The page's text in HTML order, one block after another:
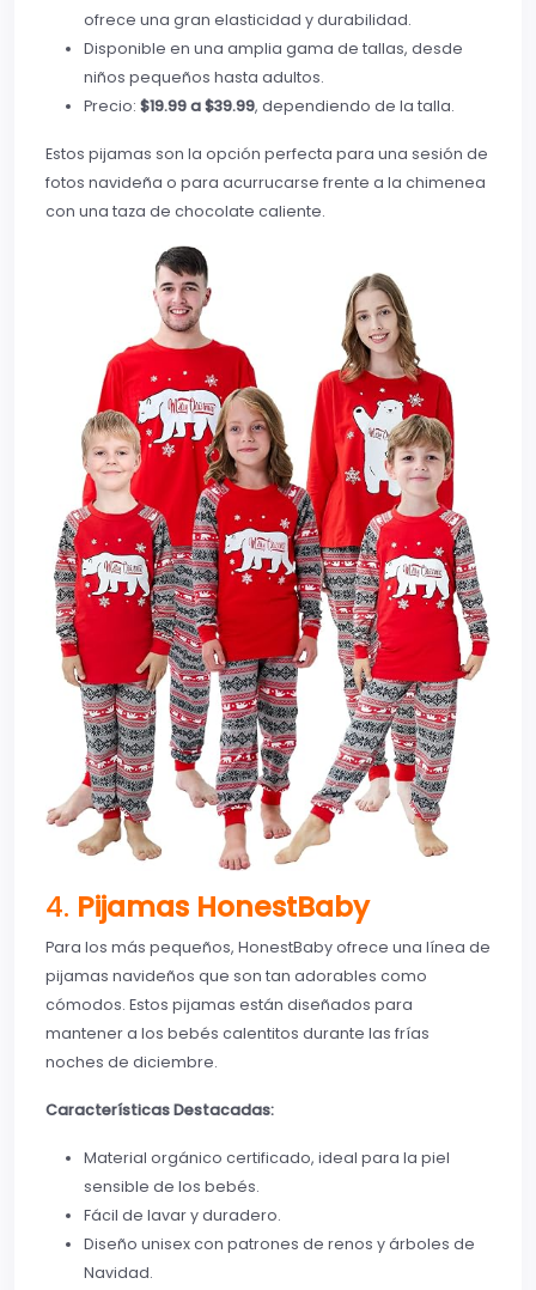
ofrece una gran elasticidad y durabilidad.
Disponible en una amplia gama de tallas, desde
niños pequeños hasta adultos.
Precio: $19.99 a $39.99, dependiendo de la talla.
Estos pijamas son la opción perfecta para una sesión de
fotos navideña o para acurrucarse frente a la chimenea
con una taza de chocolate caliente.
4. Pijamas HonestBaby
Para los más pequeños, HonestBaby ofrece una línea de
pijamas navideños que son tan adorables como
cómodos. Estos pijamas están diseñados para
mantener a los bebés calentitos durante las frías
noches de diciembre.
Características Destacadas:
Material orgánico certificado, ideal para la piel
sensible de los bebés.
Fácil de lavar y duradero.
Diseño unisex con patrones de renos y árboles de
Navidad.